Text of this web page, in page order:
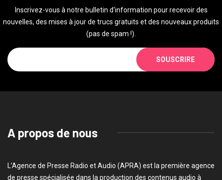
Inscrivez-vous à notre bulletin d'information pour recevoir des
nouvelles, des mises à jour de trucs gratuits et des nouveaux produits
(pas de spam !).
SOUSCRIRE
A propos de nous
L’Agence de Presse Radio et Audio (APRA) est la première agence
de presse spécialisée dans la production des contenus audio à